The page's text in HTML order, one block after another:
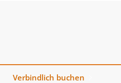
Verbindlich buchen